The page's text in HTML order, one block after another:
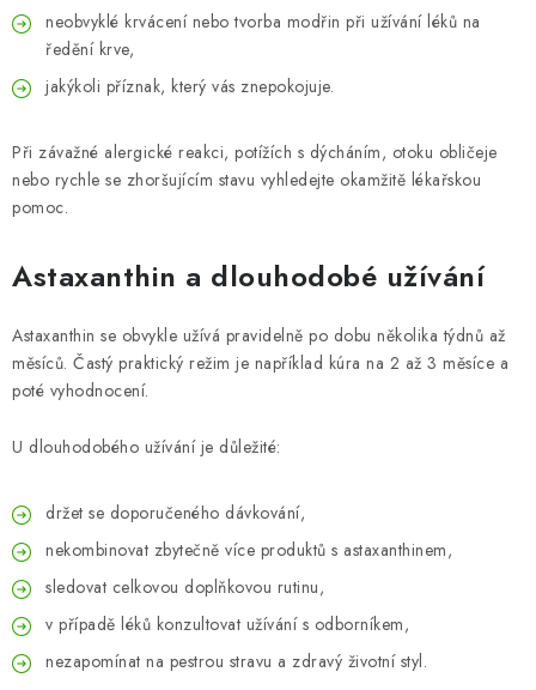
neobvyklé krvácení nebo tvorba modřin při užívání léků na
ředění krve,
jakýkoli příznak, který vás znepokojuje.
Při závažné alergické reakci, potížích s dýcháním, otoku obličeje
nebo rychle se zhoršujícím stavu vyhledejte okamžitě lékařskou
pomoc.
Astaxanthin a dlouhodobé užívání
Astaxanthin se obvykle užívá pravidelně po dobu několika týdnů až
měsíců. Častý praktický režim je například kúra na 2 až 3 měsíce a
poté vyhodnocení.
U dlouhodobého užívání je důležité:
držet se doporučeného dávkování,
nekombinovat zbytečně více produktů s astaxanthinem,
sledovat celkovou doplňkovou rutinu,
v případě léků konzultovat užívání s odborníkem,
nezapomínat na pestrou stravu a zdravý životní styl.